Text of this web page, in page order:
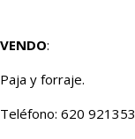
VENDO:
Paja y forraje.
Teléfono: 620 921353